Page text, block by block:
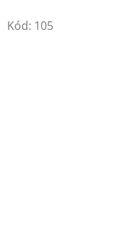
Kód: 105